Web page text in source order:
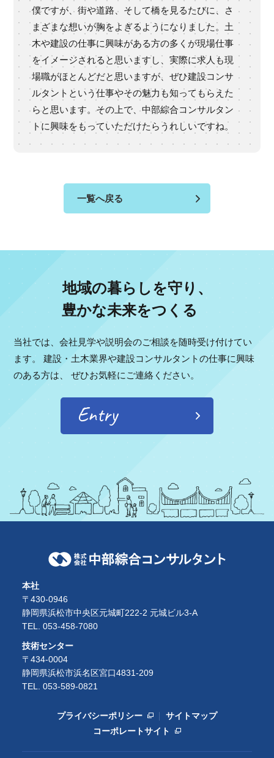
僕ですが、街や道路、そして橋を見るたびに、さ
まざまな想いが胸をよぎるようになりました。土
木や建設の仕事に興味がある方の多くが現場仕事
をイメージされると思いますし、実際に求人も現
場職がほとんどだと思いますが、ぜひ建設コンサ
ルタントという仕事やその魅力も知ってもらえた
らと思います。その上で、中部綜合コンサルタン
トに興味をもっていただけたらうれしいですね。
一覧へ戻る
地域の暮らしを守り、
豊かな未来をつくる
当社では、会社見学や説明会のご相談を随時受け付けてい
ます。
建設・土木業界や建設コンサルタントの仕事に興味
のある方は、
ぜひお気軽にご連絡ください。
Entry
本社
〒430-0946
静岡県浜松市中央区元城町222-2 元城ビル3-A
TEL. 053-458-7080
技術センター
〒434-0004
静岡県浜松市浜名区宮口4831-209
TEL. 053-589-0821
プライバシーポリシー
サイトマップ
コーポレートサイト